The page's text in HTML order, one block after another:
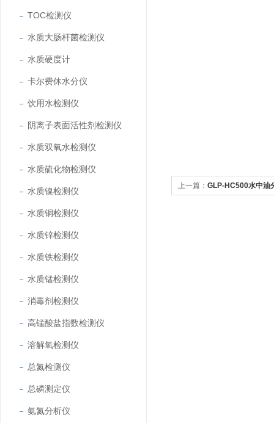
TOC检测仪
水质大肠杆菌检测仪
水质硬度计
卡尔费休水分仪
饮用水检测仪
阴离子表面活性剂检测仪
水质双氧水检测仪
水质硫化物检测仪
水质镍检测仪
水质铜检测仪
水质锌检测仪
水质铁检测仪
水质锰检测仪
消毒剂检测仪
高锰酸盐指数检测仪
溶解氧检测仪
总氮检测仪
总磷测定仪
氨氮分析仪
上一篇： GLP-HC500水中油